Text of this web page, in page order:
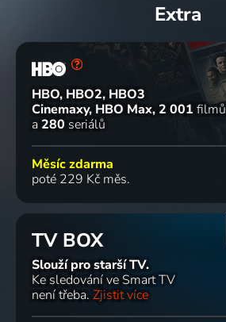
Extra
HBO, HBO2, HBO3
Cinemaxy, HBO Max 2 001 filmů
a 280 seriálů
Měsíc zdarma
poté 229 Kč měs.
TV BOX
Slouží pro starší TV.
Ke sledování ve Smart TV
není třeba. Zjistit více